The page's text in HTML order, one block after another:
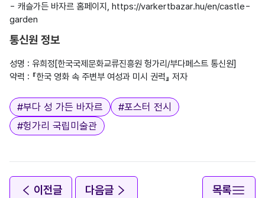
- 캐슬가든 바자르 홈페이지, https://varkertbazar.hu/en/castle-
통신원 정보
성명 : 유희정[한국국제문화교류진흥원 헝가리/부다페스트 통신원]
태그
#부다 성 가든 바자르 #포스터 전시
#헝가리 국립미술관
이전글 다음글 목록